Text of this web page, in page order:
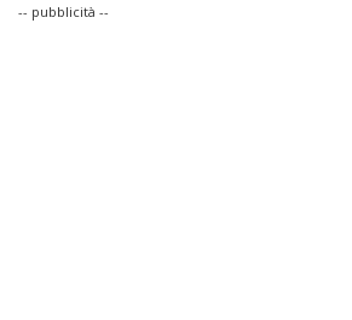
-- pubblicità --